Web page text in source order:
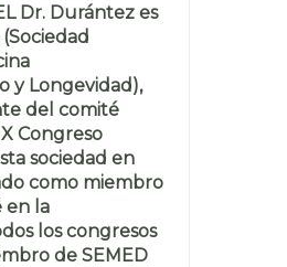
Dr. Durántez es
y Longevidad),
del comité
Congreso
sociedad en
como miembro
en la
los congresos
de SEMED